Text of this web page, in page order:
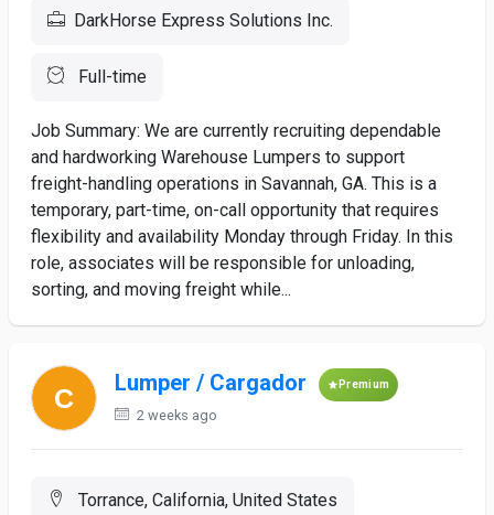
DarkHorse Express Solutions Inc.
Full-time
Job Summary: We are currently recruiting dependable
and hardworking Warehouse Lumpers to support
freight-handling operations in Savannah, GA. This is a
temporary, part-time, on-call opportunity that requires
flexibility and availability Monday through Friday. In this
role, associates will be responsible for unloading,
sorting, and moving freight while...
Lumper / Cargador Premium
2 weeks ago
Torrance, California, United States